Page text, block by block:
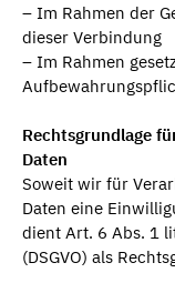
– Im Rahmen der
dieser Verbindung
– Im Rahmen
Rechtsgrundlage
Daten
Soweit wir für
Daten eine
dient Art. 6 Abs. 1
(DSGVO) als